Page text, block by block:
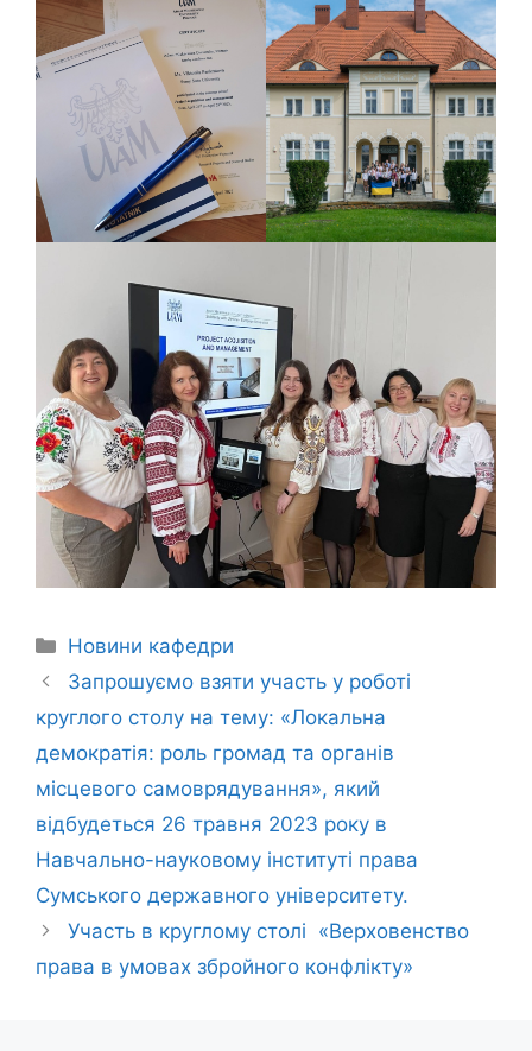
Новини кафедри
Запрошуємо взяти участь у роботі
круглого столу на тему: «Локальна
демократія: роль громад та органів
місцевого самоврядування», який
відбудеться 26 травня 2023 року в
Навчально-науковому інституті права
Сумського державного університету.
Участь в круглому столі «Верховенство
права в умовах збройного конфлікту»